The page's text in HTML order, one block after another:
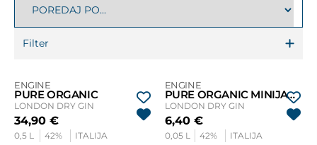
Filter
ENGINE
PURE ORGANIC
LONDON DRY GIN
34,90 €
0,5 L 42% ITALIJA
ENGINE
PURE ORGANIC MINIJATURA
LONDON DRY GIN
6,40 €
0,05 L 42% ITALIJA